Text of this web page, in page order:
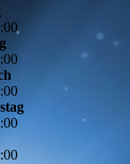
:00
:00
:00
:00
:00